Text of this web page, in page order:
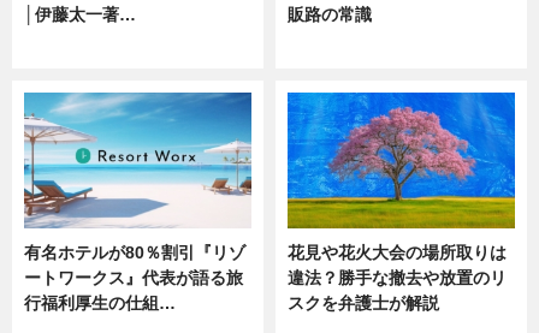
│伊藤太一著…
販路の常識
有名ホテルが80％割引『リゾ
ートワークス』代表が語る旅
行福利厚生の仕組…
花見や花火大会の場所取りは
違法？勝手な撤去や放置のリ
スクを弁護士が解説